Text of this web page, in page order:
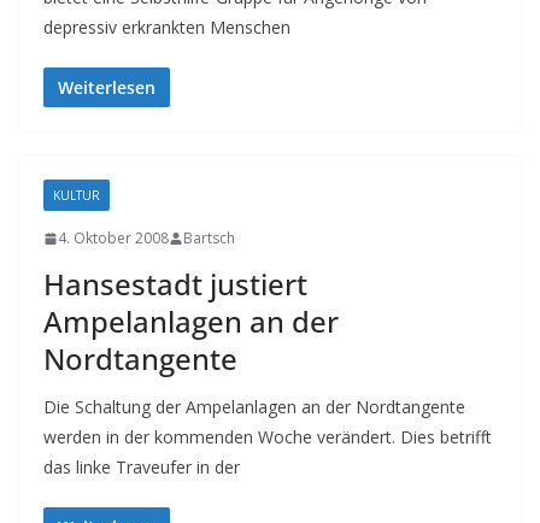
depressiv erkrankten Menschen
Weiterlesen
KULTUR
4. Oktober 2008 Bartsch
Hansestadt justiert
Ampelanlagen an der
Nordtangente
Die Schaltung der Ampelanlagen an der Nordtangente
werden in der kommenden Woche verändert. Dies betrifft
das linke Traveufer in der